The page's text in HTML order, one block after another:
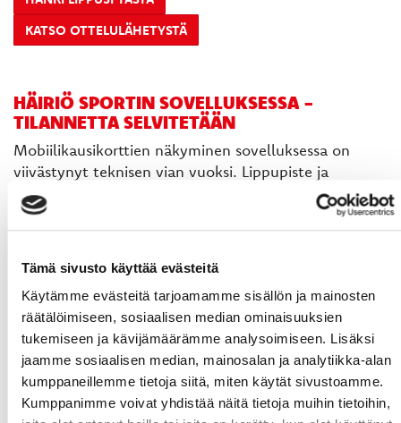
Tämä sivusto käyttää evästeitä
Käytämme evästeitä tarjoamamme sisällön ja mainosten
räätälöimiseen, sosiaalisen median ominaisuuksien
tukemiseen ja kävijämäärämme analysoimiseen. Lisäksi
jaamme sosiaalisen median, mainosalan ja analytiikka-alan
kumppaneillemme tietoja siitä, miten käytät sivustoamme.
Kumppanimme voivat yhdistää näitä tietoja muihin tietoihin,
KATSO OTTELULÄHETYSTÄ
HÄIRIÖ SPORTIN SOVELLUKSESSA -
TILANNETTA SELVITETÄÄN
Mobiilikausikorttien näkyminen sovelluksessa on
viivästynyt teknisen vian vuoksi. Lippupiste ja
sovelluksen ylläpitäjä Digia selvittävät vikaa
parhaillaan, ja vian arvellaan korjaantuvan ennen
illan ottelua.Jos kortti ei tule sovellukseen näkyviin,
kautta nimellä.
Pahoittelemme viasta aiheutuvaa ylimääräistä vaivaa.
KAUSIKORTTI EI NÄY - TARKISTA AINAKIN NÄMÄ
1. Oikea puhelinnumero. Jos puhelinnumerosi on
vaihtunut kausikortin ostamisen jälkeen, ilmoitathan